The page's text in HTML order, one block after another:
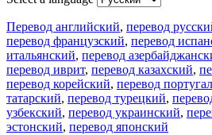
Перевод английский, перевод
перевод французский, перевод
итальянский, перевод
перевод иврит, перевод казахский,
перевод корейский, перевод
татарский, перевод турецкий,
узбекский, перевод украинский,
эстонский, перевод японский